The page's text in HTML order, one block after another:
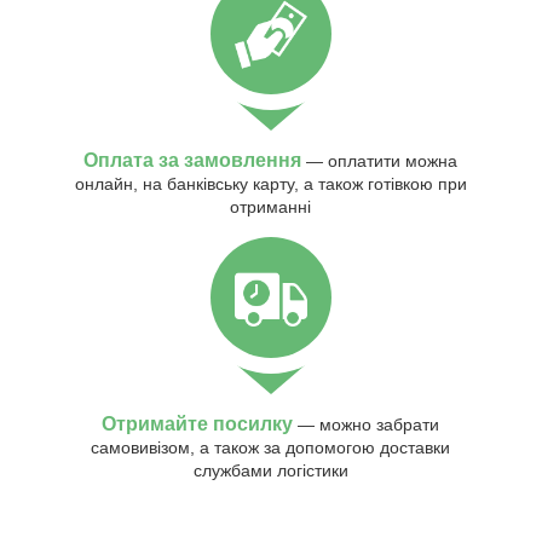
Оплата за замовлення — оплатити можна
онлайн, на банківську карту, а також готівкою при
отриманні
Отримайте посилку — можно забрати
самовивізом, а також за допомогою доставки
службами логістики